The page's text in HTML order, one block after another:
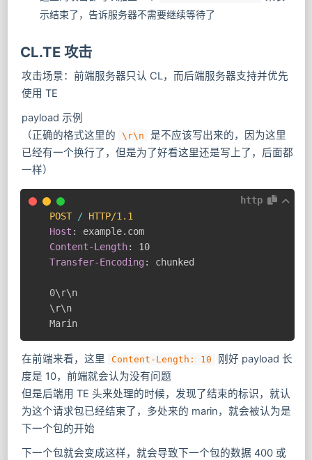
示结束了，告诉服务器不需要继续等待了
CL.TE 攻击
攻击场景：前端服务器只认 CL，而后端服务器支持并优先
使用 TE
payload 示例
（正确的格式这里的
\r\n
是不应该写出来的，因为这里
已经有一个换行了，但是为了好看这里还是写上了，后面都
一样）
http
POST
/ HTTP/1.1
Host :
example.com
Content-Length:
10
Transfer-Encoding : chunked
0\r\n
\r\n
Marin
在前端来看，这里 Content-Length: 10
刚好 payload 长
度是 10，前端就会认为没有问题
但是后端用 TE 头来处理的时候，发现了结束的标识，就认
为这个请求包已经结束了，多处来的 marin，就会被认为是
下一个包的开始
下一个包就会变成这样，就会导致下一个包的数据 400 或